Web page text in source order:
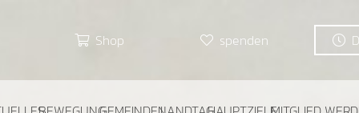
Shop spenden